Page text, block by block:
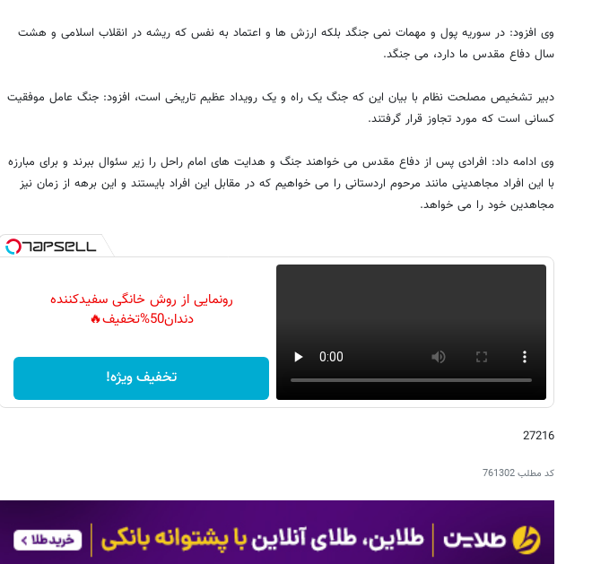
وی افزود: در سوریه پول و مهمات نمی جنگد بلکه ارزش ها و اعتماد به نفس که ریشه در انقلاب اسلامی و هشت
سال دفاع مقدس ما دارد، می جنگد.
دبیر تشخیص مصلحت نظام با بیان این که جنگ یک راه و یک رویداد عظیم تاریخی است، افزود: جنگ عامل موفقیت
کسانی است که مورد تجاوز قرار گرفتند.
وی ادامه داد: افرادی پس از دفاع مقدس می خواهند جنگ و هدایت های امام راحل را زیر سئوال ببرند و برای مبارزه
با این افراد مجاهدینی مانند مرحوم اردستانی را می خواهیم که در مقابل این افراد بایستند و این برهه از زمان نیز
مجاهدین خود را می خواهد.
رونمایی از روش خانگی سفیدکننده
دندان50%تخفیف🔥
تخفیف ویژه!
27216
کد مطلب761302